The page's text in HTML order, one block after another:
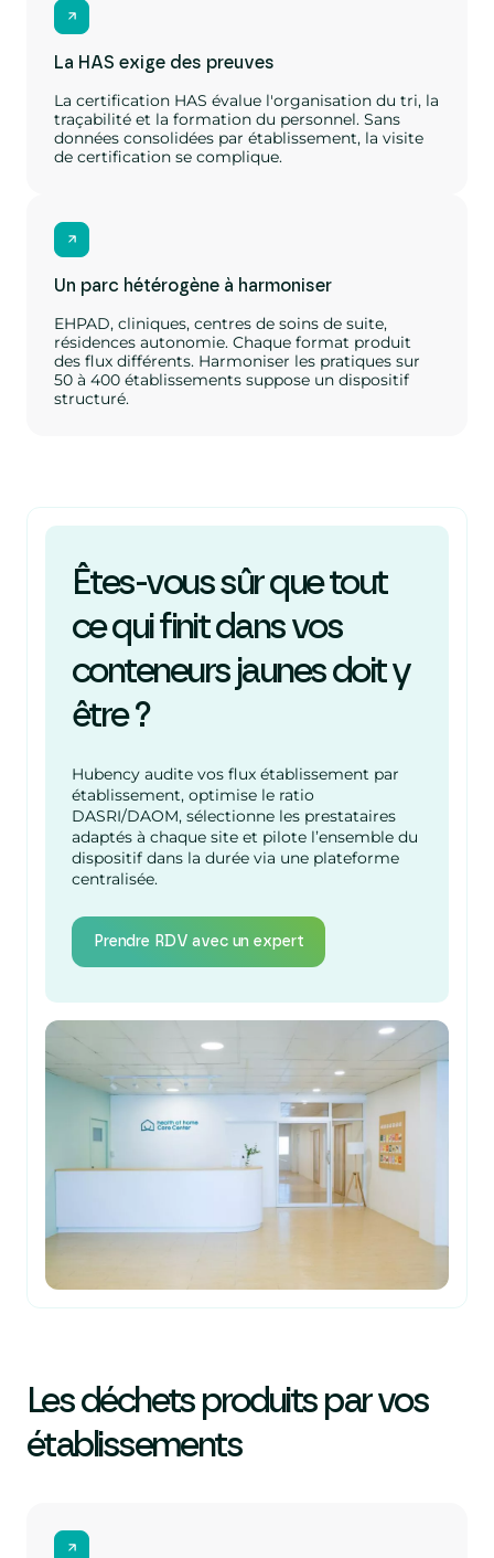
La HAS exige des preuves
La certification HAS évalue l'organisation du tri, la
traçabilité et la formation du personnel. Sans
données consolidées par établissement, la visite
de certification se complique.
Un parc hétérogène à harmoniser
EHPAD, cliniques, centres de soins de suite,
résidences autonomie. Chaque format produit
des flux différents. Harmoniser les pratiques sur
50 à 400 établissements suppose un dispositif
structuré.
Êtes-vous sûr que tout
ce qui finit dans vos
conteneurs jaunes doit y
être ?
Hubency audite vos flux établissement par
établissement, optimise le ratio
DASRI/DAOM, sélectionne les prestataires
adaptés à chaque site et pilote l’ensemble du
dispositif dans la durée via une plateforme
centralisée.
Prendre RDV avec un expert
Les déchets produits par vos
établissements